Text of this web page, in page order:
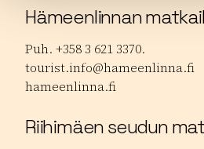
Hämeenlinnan
Puh. +358 3 621 3370.
tourist.info@hameenlinna.fi
hameenlinna.fi
Riihimäen seudun